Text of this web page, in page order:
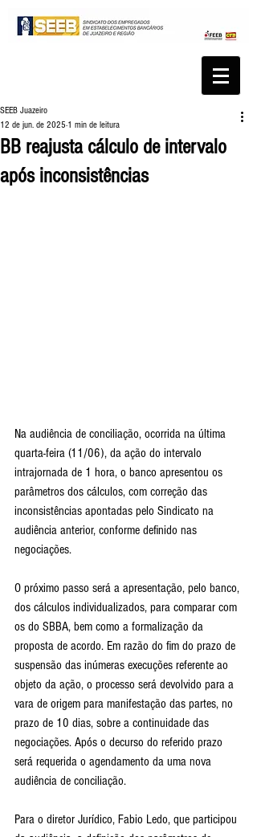
BB reajusta cálculo de intervalo
após inconsistências
SEEB Juazeiro
12 de jun. de 2025 1 min de leitura
Na audiência de conciliação, ocorrida na última
quarta-feira (11/06), da ação do intervalo
intrajornada de 1 hora, o banco apresentou os
parâmetros dos cálculos, com correção das
inconsistências apontadas pelo Sindicato na
audiência anterior, conforme definido nas
negociações.
O próximo passo será a apresentação, pelo banco,
dos cálculos individualizados, para comparar com
os do SBBA, bem como a formalização da
proposta de acordo. Em razão do fim do prazo de
suspensão das inúmeras execuções referente ao
objeto da ação, o processo será devolvido para a
vara de origem para manifestação das partes, no
prazo de 10 dias, sobre a continuidade das
negociações. Após o decurso do referido prazo
será requerida o agendamento da uma nova
audiência de conciliação.
Para o diretor Jurídico, Fabio Ledo, que participou